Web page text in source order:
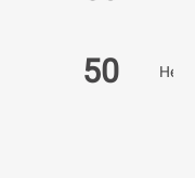
50 Нет